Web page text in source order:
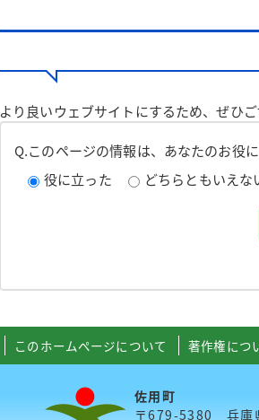
より良いウェブサイトにするため、ぜひご
Q.このページの情報は、あなたのお役
役に立った
どちらともいえな
このホームページについて 著作権につ
佐用町
〒679-5380 兵庫